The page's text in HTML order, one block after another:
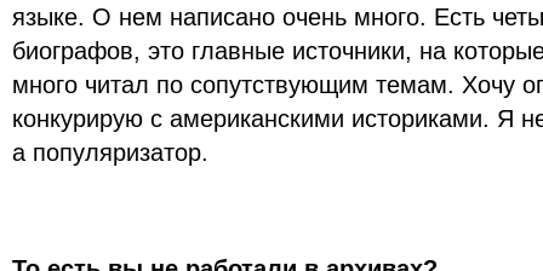
языке. О нем написано очень много. Есть
биографов, это главные источники, на
много читал по сопутствующим темам. Хочу
конкурирую с американскими историками. Я
а популяризатор.